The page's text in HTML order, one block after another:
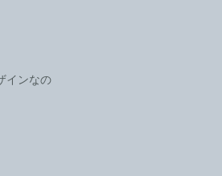
インなの